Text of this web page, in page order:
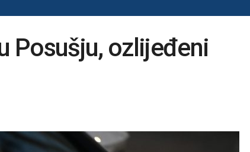
Posušju, ozlijeđeni